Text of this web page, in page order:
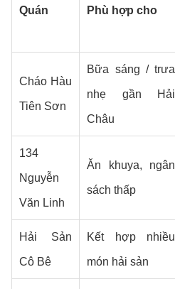
Quán Phù hợp cho
Cháo Hàu
Tiên Sơn
Bữa sáng / trưa
nhẹ gần Hải
Châu
134
Nguyễn
Văn Linh
Ăn khuya, ngân
sách thấp
Hải Sản
Cô Bê
Kết hợp nhiều
món hải sản